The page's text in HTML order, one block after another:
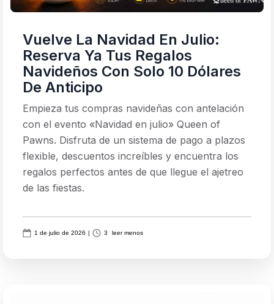
Vuelve La Navidad En Julio:
Reserva Ya Tus Regalos
Navideños Con Solo 10 Dólares
De Anticipo
Empieza tus compras navideñas con antelación
con el evento «Navidad en julio» Queen of
Pawns. Disfruta de un sistema de pago a plazos
flexible, descuentos increíbles y encuentra los
regalos perfectos antes de que llegue el ajetreo
de las fiestas.
1 de julio de 2026 | 3 leer menos